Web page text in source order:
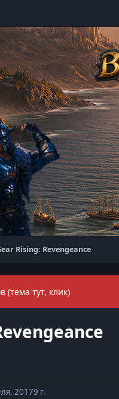
Rising: Revengeance
(тема тут, клик)
20179 г.